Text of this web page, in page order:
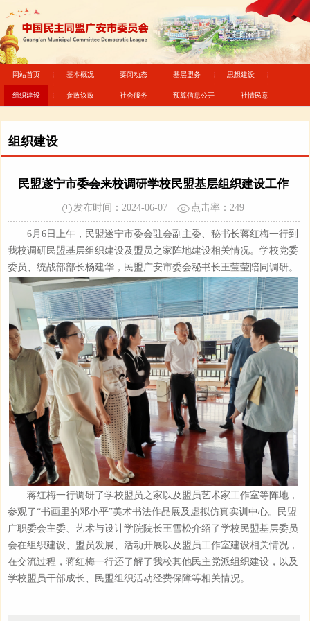
网站首页 基本概况 要闻动态 基层盟务 思想建设
组织建设 参政议政 社会服务 预算信息公开 社情民意
组织建设
民盟遂宁市委会来校调研学校民盟基层组织建设工作
发布时间：2024-06-07 点击率：249
6月6日上午，民盟遂宁市委会驻会副主委、秘书长蒋红梅一行到
我校调研民盟基层组织建设及盟员之家阵地建设相关情况。学校党委
委员、统战部部长杨建华，民盟广安市委会秘书长王莹莹陪同调研。
蒋红梅一行调研了学校盟员之家以及盟员艺术家工作室等阵地，
参观了“书画里的邓小平”美术书法作品展及虚拟仿真实训中心。民盟
广职委会主委、艺术与设计学院院长王雪松介绍了学校民盟基层委员
会在组织建设、盟员发展、活动开展以及盟员工作室建设相关情况，
在交流过程，蒋红梅一行还了解了我校其他民主党派组织建设，以及
学校盟员干部成长、民盟组织活动经费保障等相关情况。